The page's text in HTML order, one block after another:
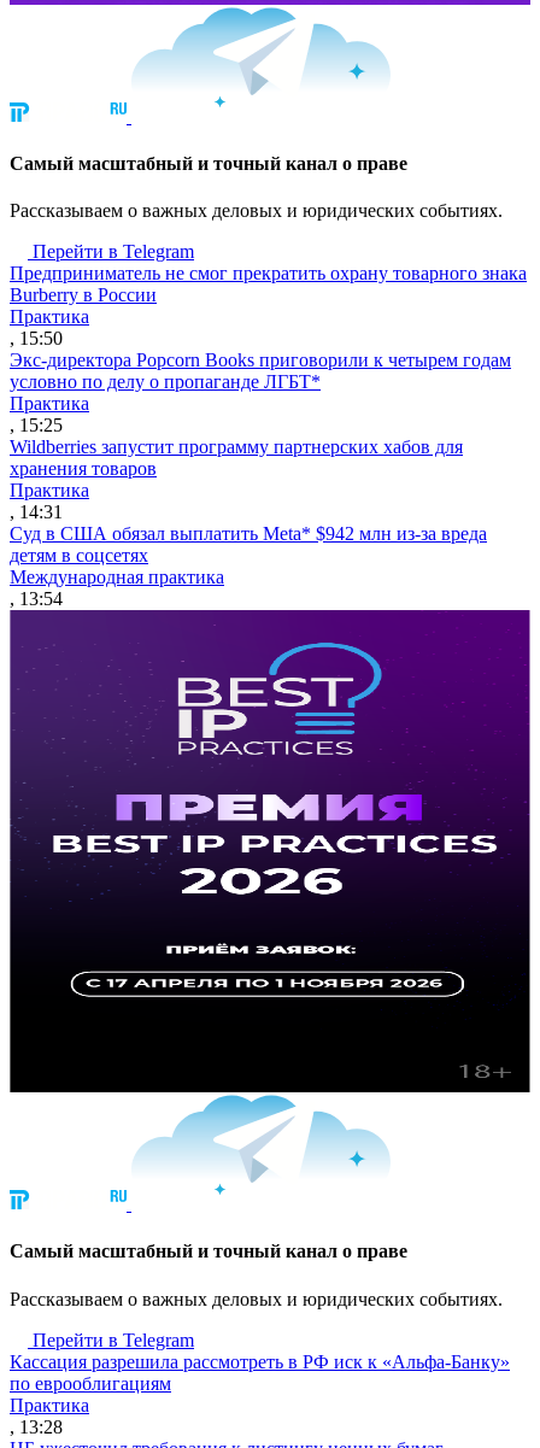
Cамый масштабный и точный канал о праве
Рассказываем о важных деловых и юридических событиях.
Перейти в Telegram
Предприниматель не смог прекратить охрану товарного знака
Burberry в России
Практика
, 15:50
Экс-директора Popcorn Books приговорили к четырем годам
условно по делу о пропаганде ЛГБТ*
Практика
, 15:25
Wildberries запустит программу партнерских хабов для
хранения товаров
Практика
, 14:31
Суд в США обязал выплатить Meta* $942 млн из-за вреда
детям в соцсетях
Международная практика
, 13:54
Cамый масштабный и точный канал о праве
Рассказываем о важных деловых и юридических событиях.
Перейти в Telegram
Кассация разрешила рассмотреть в РФ иск к «Альфа-Банку»
по еврооблигациям
Практика
, 13:28